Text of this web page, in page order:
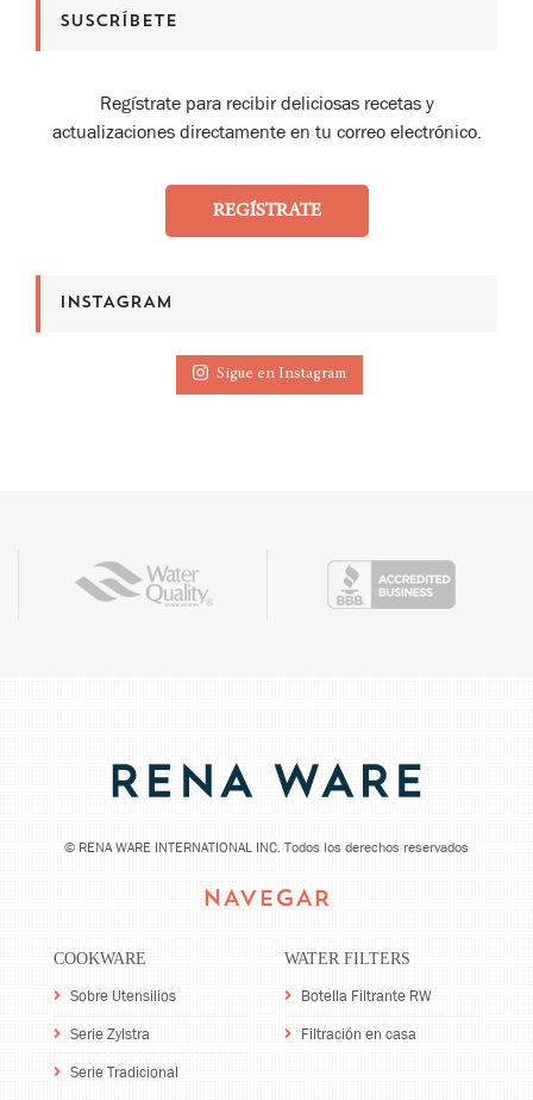
SUSCRÍBETE
Regístrate para recibir deliciosas recetas y
actualizaciones directamente en tu correo electrónico.
REGÍSTRATE
INSTAGRAM
Sigue en Instagram
© RENA WARE INTERNATIONAL INC. Todos los derechos reservados
NAVEGAR
COOKWARE
Sobre Utensilios
Serie Zylstra
Serie Tradicional
WATER FILTERS
Botella Filtrante RW
Filtración en casa